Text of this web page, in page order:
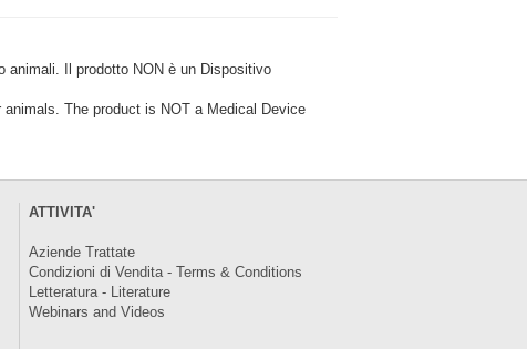
animali. Il prodotto NON è un Dispositivo
The product is NOT a Medical Device
ATTIVITA'
Aziende Trattate
Condizioni di Vendita - Terms & Conditions
Letteratura - Literature
Webinars and Videos